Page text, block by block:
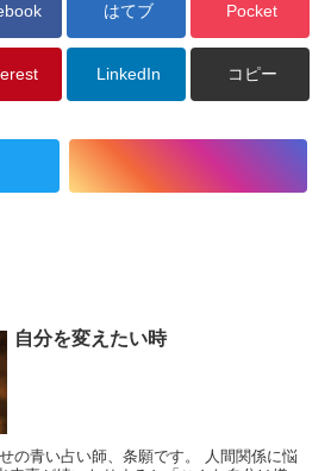
はてブ Pocket
LinkedIn コピー
自分を変えたい時
の青い占い師、条願です。 人間関係に悩